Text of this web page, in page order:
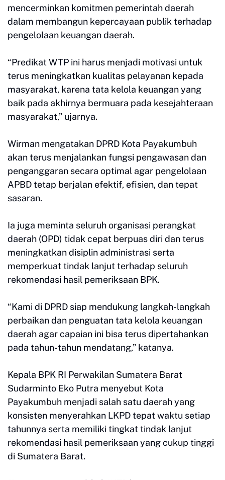
mencerminkan komitmen pemerintah daerah
dalam membangun kepercayaan publik terhadap
pengelolaan keuangan daerah.
“Predikat WTP ini harus menjadi motivasi untuk
terus meningkatkan kualitas pelayanan kepada
masyarakat, karena tata kelola keuangan yang
baik pada akhirnya bermuara pada kesejahteraan
masyarakat,” ujarnya.
Wirman mengatakan DPRD Kota Payakumbuh
akan terus menjalankan fungsi pengawasan dan
penganggaran secara optimal agar pengelolaan
APBD tetap berjalan efektif, efisien, dan tepat
sasaran.
Ia juga meminta seluruh organisasi perangkat
daerah (OPD) tidak cepat berpuas diri dan terus
meningkatkan disiplin administrasi serta
memperkuat tindak lanjut terhadap seluruh
rekomendasi hasil pemeriksaan BPK.
“Kami di DPRD siap mendukung langkah-langkah
perbaikan dan penguatan tata kelola keuangan
daerah agar capaian ini bisa terus dipertahankan
pada tahun-tahun mendatang,” katanya.
Kepala BPK RI Perwakilan Sumatera Barat
Sudarminto Eko Putra menyebut Kota
Payakumbuh menjadi salah satu daerah yang
konsisten menyerahkan LKPD tepat waktu setiap
tahunnya serta memiliki tingkat tindak lanjut
rekomendasi hasil pemeriksaan yang cukup tinggi
di Sumatera Barat.